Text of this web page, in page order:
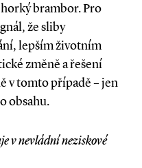
brambor. Pro
že sliby
lepším životním
změně a řešení
v tomto případě – jen
obsahu.
v nevládní neziskové